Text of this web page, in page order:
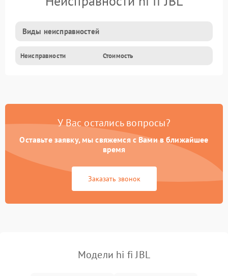
Виды неисправностей
Неисправности Стоимость
У Вас остались вопросы?
Оставьте заявку, мы свяжемся с Вами в ближайшее
время
Заказать звонок
Модели hi fi JBL